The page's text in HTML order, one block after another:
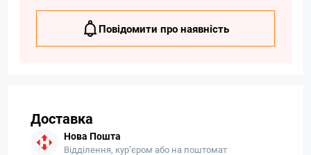
Повідомити про наявність
Доставка
Нова Пошта
Відділення, кур’єром або на поштомат